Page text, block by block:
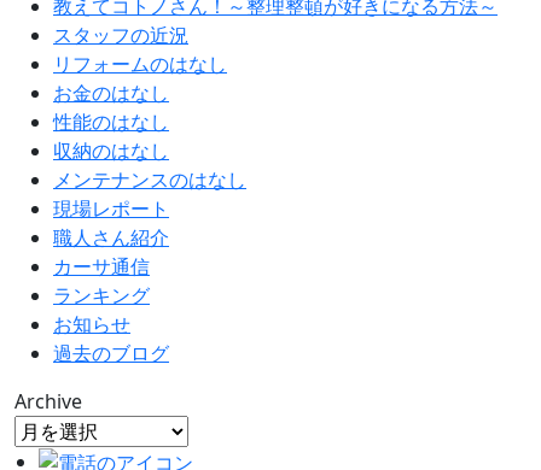
教えてコトノさん！～整理整頓が好きになる方法～
スタッフの近況
リフォームのはなし
お金のはなし
性能のはなし
収納のはなし
メンテナンスのはなし
現場レポート
職人さん紹介
カーサ通信
ランキング
お知らせ
過去のブログ
Archive